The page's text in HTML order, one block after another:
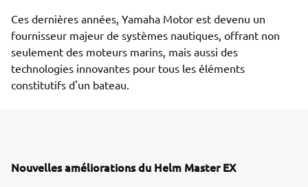
Ces dernières années, Yamaha Motor est devenu un
fournisseur majeur de systèmes nautiques, offrant non
seulement des moteurs marins, mais aussi des
technologies innovantes pour tous les éléments
constitutifs d'un bateau.
Nouvelles améliorations du Helm Master EX